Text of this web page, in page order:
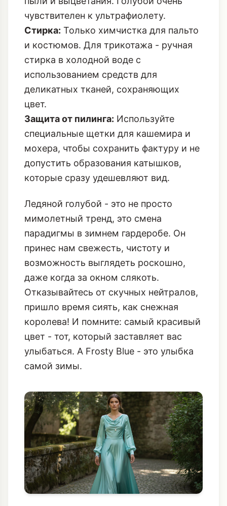
чувствителен к ультрафиолету.
Стирка: Только химчистка для пальто
и костюмов. Для трикотажа - ручная
стирка в холодной воде с
использованием средств для
деликатных тканей, сохраняющих
цвет.
Защита от пилинга: Используйте
специальные щетки для кашемира и
мохера, чтобы сохранить фактуру и не
допустить образования катышков,
которые сразу удешевляют вид.
Ледяной голубой - это не просто
мимолетный тренд, это смена
парадигмы в зимнем гардеробе. Он
принес нам свежесть, чистоту и
возможность выглядеть роскошно,
даже когда за окном слякоть.
Отказывайтесь от скучных нейтралов,
пришло время сиять, как снежная
королева! И помните: самый красивый
цвет - тот, который заставляет вас
улыбаться. А Frosty Blue - это улыбка
самой зимы.